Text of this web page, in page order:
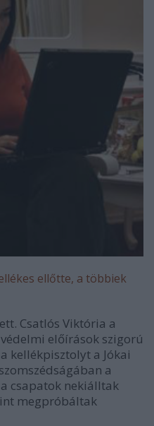
ellőtte, a többiek
Csatlós Viktória a
előírások szigorú
kellékpisztolyt a Jókai
a
csapatok nekiálltak
megpróbáltak